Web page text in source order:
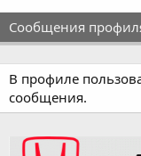
Сообщения
В профиле
сообщения.